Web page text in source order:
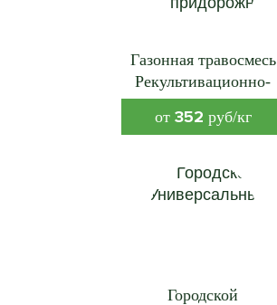
Газонная травосмесь
Рекультивационно-
придорожная
от 352 руб/кг
Городской